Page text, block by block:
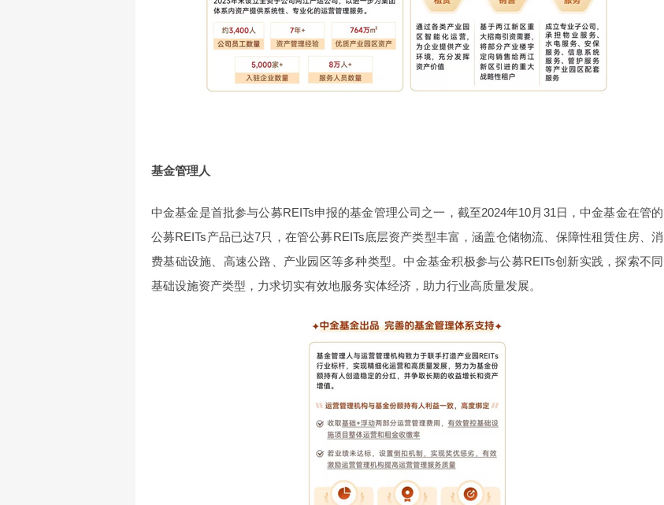
基金管理人
中金基金是首批参与公募REITs申报的基金管理公司之一，截至2024年10月31日，中金基金在管的
公募REITs产品已达7只，在管公募REITs底层资产类型丰富，涵盖仓储物流、保障性租赁住房、消
费基础设施、高速公路、产业园区等多种类型。中金基金积极参与公募REITs创新实践，探索不同
基础设施资产类型，力求切实有效地服务实体经济，助力行业高质量发展。